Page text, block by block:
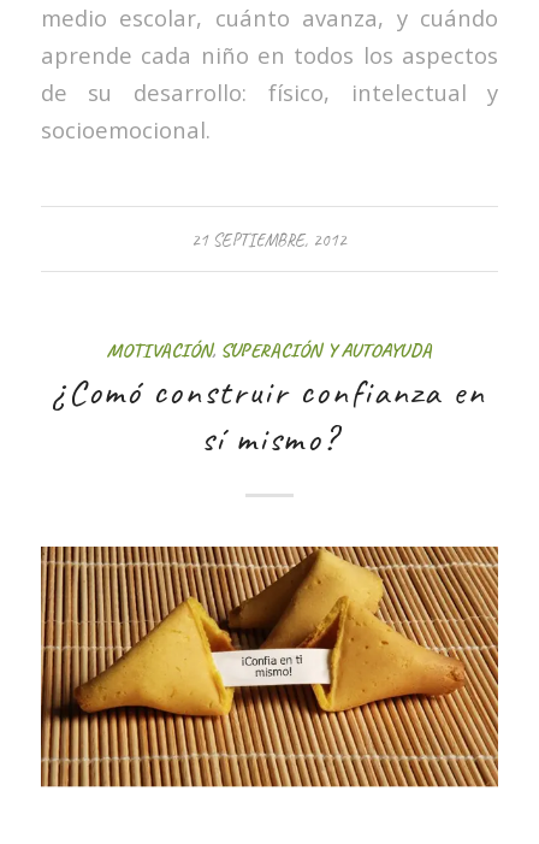
medio escolar, cuánto avanza, y cuándo
aprende cada niño en todos los aspectos
de su desarrollo: físico, intelectual y
socioemocional.
21 SEPTIEMBRE, 2012
MOTIVACIÓN, SUPERACIÓN Y AUTOAYUDA
¿Comó construir confianza en
sí mismo?